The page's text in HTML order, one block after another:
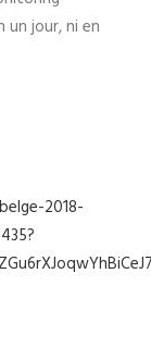
jour, ni en
2018-